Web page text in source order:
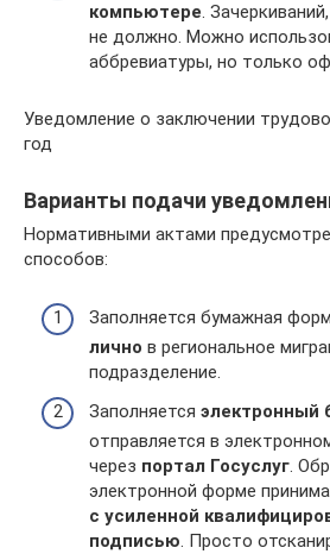
компьютере.
не должно. Можно
аббревиатуры, но только
Уведомление о заключении
год
Варианты подачи
Нормативными актами
способов:
Заполняется бумажная
лично в региональное
подразделение.
Заполняется электронный
отправляется в
через портал Госуслуг.
электронной форме
с усиленной
подписью. Просто